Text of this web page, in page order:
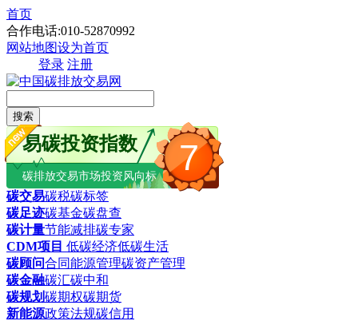
首页
合作电话:010-52870992
网站地图设为首页
登录 注册
搜索
7
易碳投资指数
碳排放交易市场投资风向标
碳交易碳税碳标签
碳足迹碳基金碳盘查
碳计量节能减排碳专家
CDM项目 低碳经济低碳生活
碳顾问合同能源管理碳资产管理
碳金融碳汇碳中和
碳规划碳期权碳期货
新能源政策法规碳信用